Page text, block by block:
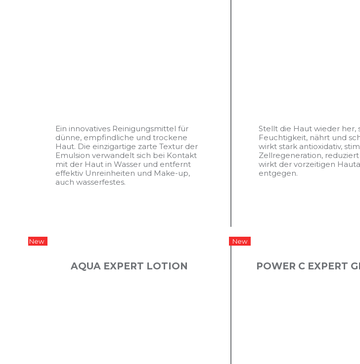
Ein innovatives Reinigungsmittel für
dünne, empfindliche und trockene
Haut. Die einzigartige zarte Textur der
Emulsion verwandelt sich bei Kontakt
mit der Haut in Wasser und entfernt
effektiv Unreinheiten und Make-up,
auch wasserfestes.
Stellt die Haut wieder her,
Feuchtigkeit, nährt und
wirkt stark antioxidativ,
Zellregeneration,
wirkt der vorzeitigen
entgegen.
AQUA EXPERT LOTION
New
POWER C EXPERT
New